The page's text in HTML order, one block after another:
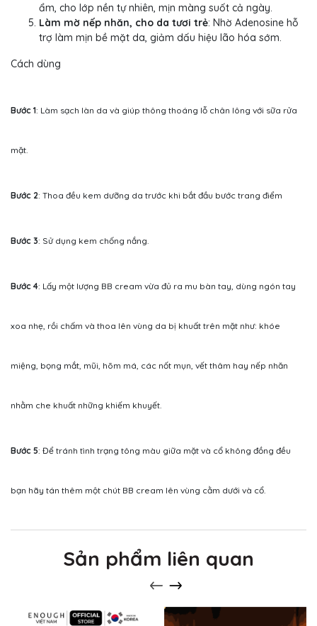
ẩm, cho lớp nền tự nhiên, mịn màng suốt cả ngày.
Làm mờ nếp nhăn, cho da tươi trẻ: Nhờ Adenosine hỗ
trợ làm mịn bề mặt da, giảm dấu hiệu lão hóa sớm.
Cách dùng
Bước 1: Làm sạch làn da và giúp thông thoáng lỗ chân lông với sữa rửa
mặt.
Bước 2: Thoa đều kem dưỡng da trước khi bắt đầu bước trang điểm
Bước 3: Sử dụng kem chống nắng.
Bước 4: Lấy một lượng BB cream vừa đủ ra mu bàn tay, dùng ngón tay
xoa nhẹ, rồi chấm và thoa lên vùng da bị khuất trên mặt như: khóe
miệng, bọng mắt, mũi, hõm má, các nốt mụn, vết thâm hay nếp nhăn
nhằm che khuất những khiếm khuyết.
Bước 5: Để tránh tình trạng tông màu giữa mặt và cổ không đồng đều
bạn hãy tán thêm một chút BB cream lên vùng cằm dưới và cổ.
Sản phẩm liên quan